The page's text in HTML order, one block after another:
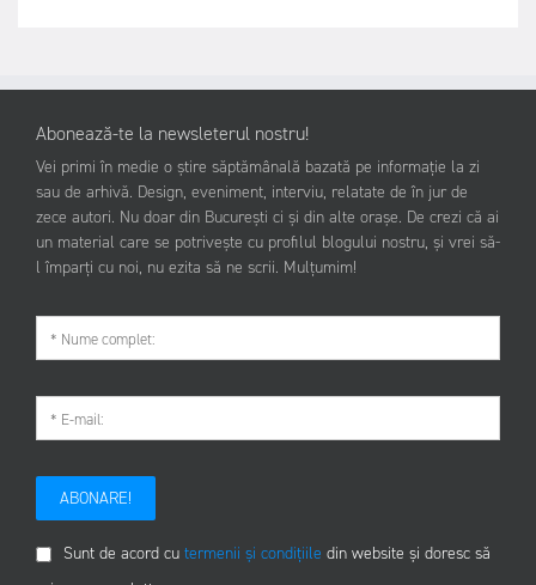
Abonează-te la newsleterul nostru!
Vei primi în medie o știre săptămânală bazată pe informație la zi
sau de arhivă. Design, eveniment, interviu, relatate de în jur de
zece autori. Nu doar din București ci și din alte orașe. De crezi că ai
un material care se potrivește cu profilul blogului nostru, și vrei să-
l împarți cu noi, nu ezita să ne scrii. Mulțumim!
ABONARE!
Sunt de acord cu termenii și condițiile din website și doresc să